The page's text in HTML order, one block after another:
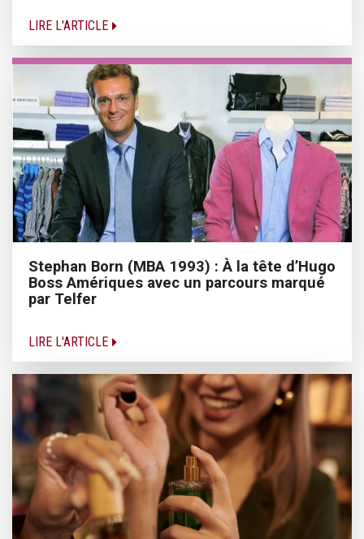
LIRE L'ARTICLE
Stephan Born (MBA 1993) : À la tête d’Hugo
Boss Amériques avec un parcours marqué
par Telfer
LIRE L'ARTICLE